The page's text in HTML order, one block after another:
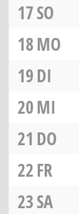
17SO
18MO
19DI
20MI
21 DO
22FR
23SA